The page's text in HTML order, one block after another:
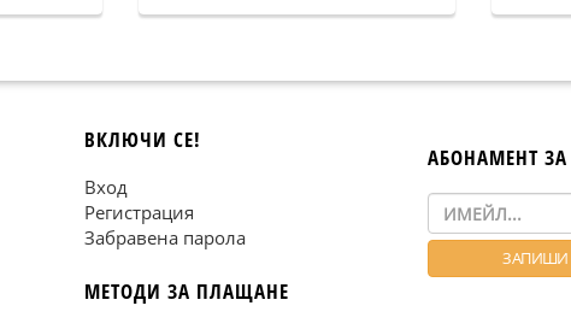
ВКЛЮЧИ СЕ!
Вход
Регистрация
Забравена парола
МЕТОДИ ЗА ПЛАЩАНЕ
АБОНАМЕНТ